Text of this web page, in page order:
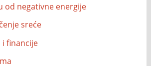
od negativne energije
sreće
i financije